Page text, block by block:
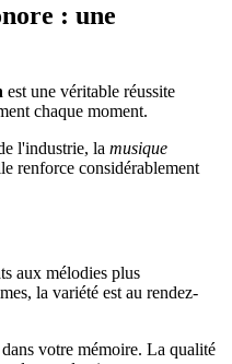
: une
est une véritable réussite
chaque moment.
l'industrie, la musique
renforce considérablement
aux mélodies plus
la variété est au rendez-
votre mémoire. La qualité